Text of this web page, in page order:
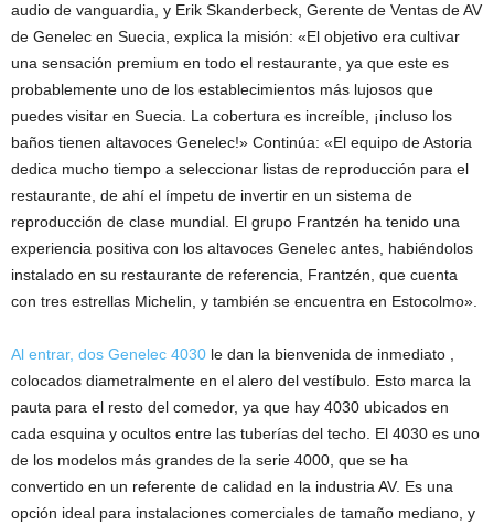
audio de vanguardia, y Erik Skanderbeck, Gerente de Ventas de AV
de Genelec en Suecia, explica la misión: «El objetivo era cultivar
una sensación premium en todo el restaurante, ya que este es
probablemente uno de los establecimientos más lujosos que
puedes visitar en Suecia. La cobertura es increíble, ¡incluso los
baños tienen altavoces Genelec!» Continúa: «El equipo de Astoria
dedica mucho tiempo a seleccionar listas de reproducción para el
restaurante, de ahí el ímpetu de invertir en un sistema de
reproducción de clase mundial. El grupo Frantzén ha tenido una
experiencia positiva con los altavoces Genelec antes, habiéndolos
instalado en su restaurante de referencia, Frantzén, que cuenta
con tres estrellas Michelin, y también se encuentra en Estocolmo».
Al entrar, dos Genelec 4030 le dan la bienvenida de inmediato ,
colocados diametralmente en el alero del vestíbulo. Esto marca la
pauta para el resto del comedor, ya que hay 4030 ubicados en
cada esquina y ocultos entre las tuberías del techo. El 4030 es uno
de los modelos más grandes de la serie 4000, que se ha
convertido en un referente de calidad en la industria AV. Es una
opción ideal para instalaciones comerciales de tamaño mediano, y